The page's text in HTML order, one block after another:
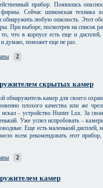
прибор. Появилась
Сейчас шпионская техника
обнаружить любую опасность. Этот
При выборе, посмотрев на список
что в корпусе есть еще и
думаю, поможет еще не раз.
2
скрытых камер
обнаружитель камер для своего
плохого качества или же
– устройство Hunter Lux. За
Уже успел испробовать –
Еще есть маленький
всем рекомендовать этот
2
камер